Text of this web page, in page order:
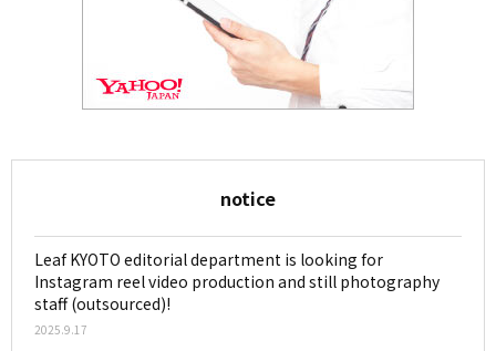
notice
Leaf KYOTO editorial department is looking for
Instagram reel video production and still photography
staff (outsourced)!
2025.9.17